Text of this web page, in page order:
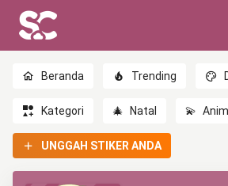
Beranda Trending
Kategori 🎄 Natal 💫
UNGGAH STIKER ANDA